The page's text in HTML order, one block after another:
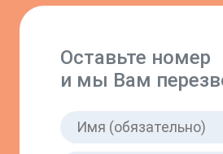
Оставьте номер
и мы Вам